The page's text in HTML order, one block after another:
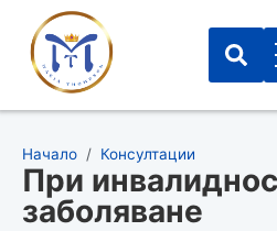
Начало / Консултации
При
заболяване